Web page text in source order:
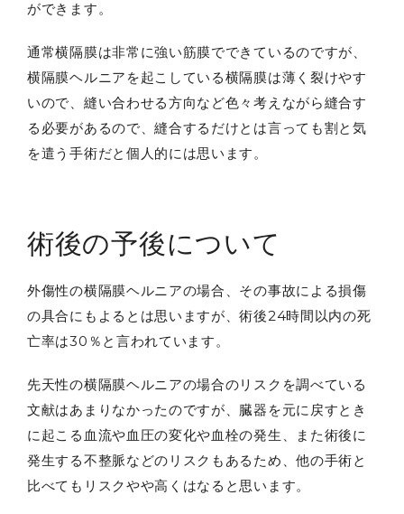
ができます。
通常横隔膜は非常に強い筋膜でできているのですが、
横隔膜ヘルニアを起こしている横隔膜は薄く裂けやす
いので、縫い合わせる方向など色々考えながら縫合す
る必要があるので、縫合するだけとは言っても割と気
を遣う手術だと個人的には思います。
術後の予後について
外傷性の横隔膜ヘルニアの場合、その事故による損傷
の具合にもよるとは思いますが、術後24時間以内の死
亡率は30％と言われています。
先天性の横隔膜ヘルニアの場合のリスクを調べている
文献はあまりなかったのですが、臓器を元に戻すとき
に起こる血流や血圧の変化や血栓の発生、また術後に
発生する不整脈などのリスクもあるため、他の手術と
比べてもリスクやや高くはなると思います。